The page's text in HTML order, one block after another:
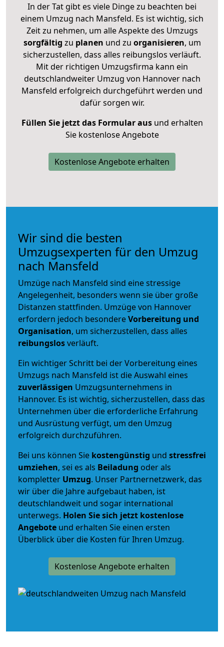
In der Tat gibt es viele Dinge zu beachten bei
einem Umzug nach Mansfeld. Es ist wichtig, sich
Zeit zu nehmen, um alle Aspekte des Umzugs
sorgfältig zu planen und zu organisieren, um
sicherzustellen, dass alles reibungslos verläuft.
Mit der richtigen Umzugsfirma kann ein
deutschlandweiter Umzug von Hannover nach
Mansfeld erfolgreich durchgeführt werden und
dafür sorgen wir.
Füllen Sie jetzt das Formular ausund erhalten
Sie kostenlose Angebote
Kostenlose Angebote erhalten
Wir sind die besten
Umzugsexperten für den Umzug
nach Mansfeld
Umzüge nach Mansfeld sind eine stressige
Angelegenheit, besonders wenn sie über große
Distanzen stattfinden. Umzüge von Hannover
erfordern jedoch besondereVorbereitung und
Organisation, um sicherzustellen, dass alles
reibungslosverläuft.
Ein wichtiger Schritt bei der Vorbereitung eines
Umzugs nach Mansfeld ist die Auswahl eines
zuverlässigen Umzugsunternehmens in
Hannover. Es ist wichtig, sicherzustellen, dass das
Unternehmen über die erforderliche Erfahrung
und Ausrüstung verfügt, um den Umzug
erfolgreich durchzuführen.
Bei uns können Sie kostengünstig und stressfrei
umziehen, sei es als Beiladung oder als
kompletter Umzug. Unser Partnernetzwerk, das
wir über die Jahre aufgebaut haben, ist
deutschlandweit und sogar international
unterwegs. Holen Sie sich jetzt kostenlose
Angebote und erhalten Sie einen ersten
Überblick über die Kosten für Ihren Umzug.
Kostenlose Angebote erhalten